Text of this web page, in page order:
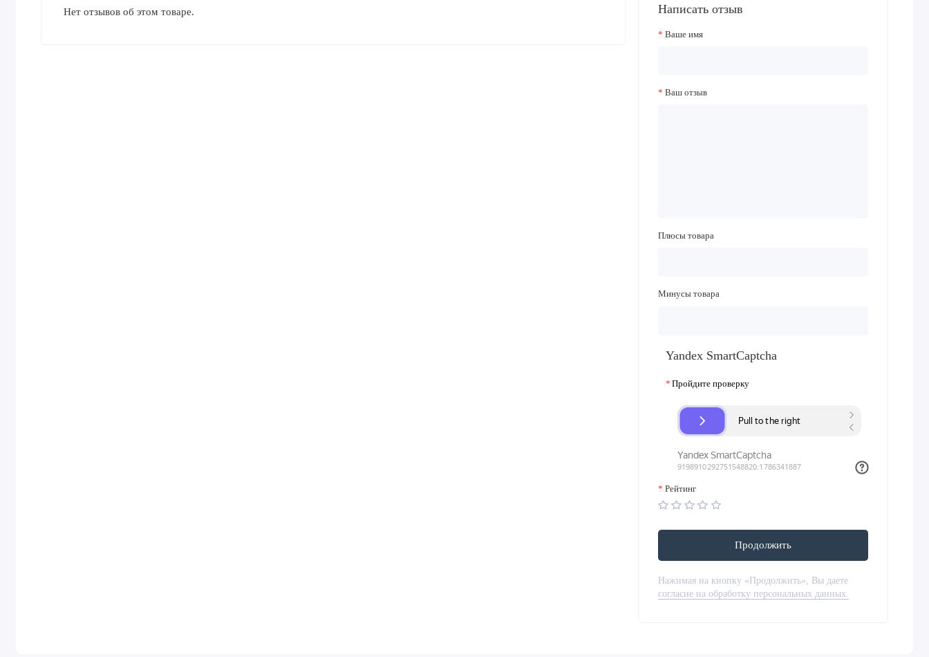
Нет отзывов об этом товаре. Написать отзыв
Ваше имя
Ваш отзыв
Плюсы товара
Минусы товара
Yandex SmartCaptcha
Пройдите проверку
Рейтинг
Продолжить
Нажимая на кнопку «Продолжить», Вы даете
согласие на обработку персональных данных.